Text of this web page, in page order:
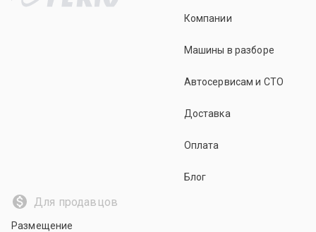
Компании
Машины в разборе
Автосервисам и СТО
Доставка
Оплата
Блог
Для продавцов
Размещение